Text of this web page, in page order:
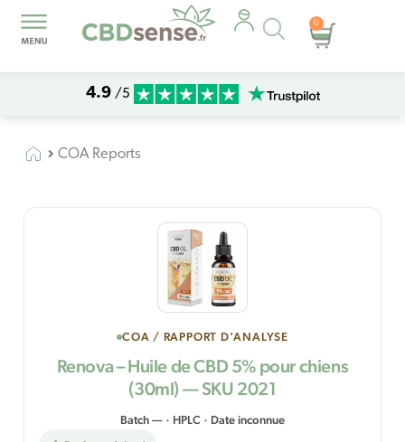
Recherche
de
produits
0
Panier
4.9 /5
COA Reports
COA / RAPPORT D'ANALYSE
Renova – Huile de CBD 5% pour chiens
(30ml) — SKU 2021
Batch — · HPLC · Date inconnue